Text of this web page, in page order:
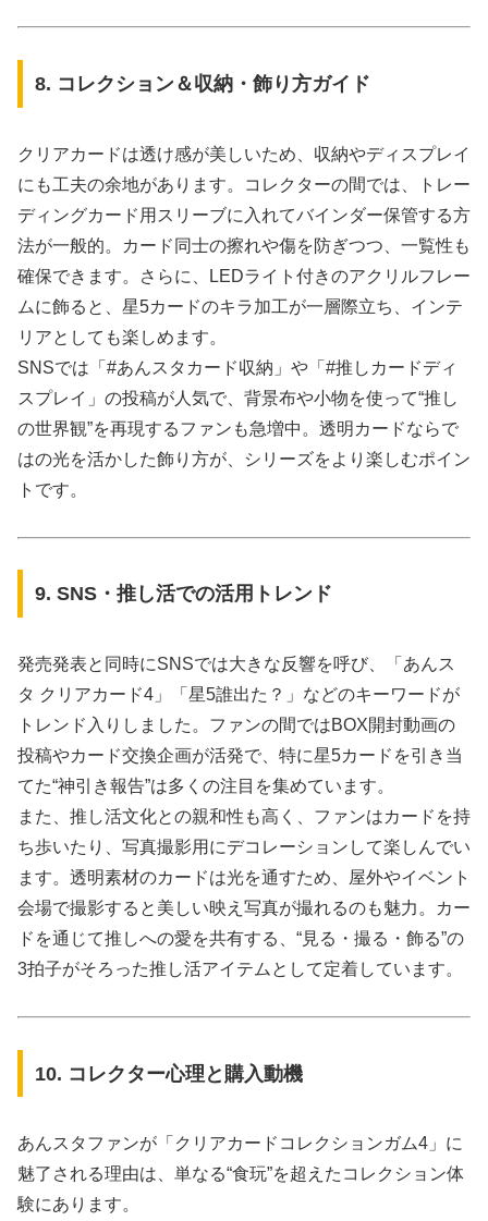
8. コレクション＆収納・飾り方ガイド
クリアカードは透け感が美しいため、収納やディスプレイ
にも工夫の余地があります。コレクターの間では、トレー
ディングカード用スリーブに入れてバインダー保管する方
法が一般的。カード同士の擦れや傷を防ぎつつ、一覧性も
確保できます。さらに、LEDライト付きのアクリルフレー
ムに飾ると、星5カードのキラ加工が一層際立ち、インテ
リアとしても楽しめます。
SNSでは「#あんスタカード収納」や「#推しカードディ
スプレイ」の投稿が人気で、背景布や小物を使って“推し
の世界観”を再現するファンも急増中。透明カードならで
はの光を活かした飾り方が、シリーズをより楽しむポイン
トです。
9. SNS・推し活での活用トレンド
発売発表と同時にSNSでは大きな反響を呼び、「あんス
タ クリアカード4」「星5誰出た？」などのキーワードが
トレンド入りしました。ファンの間ではBOX開封動画の
投稿やカード交換企画が活発で、特に星5カードを引き当
てた“神引き報告”は多くの注目を集めています。
また、推し活文化との親和性も高く、ファンはカードを持
ち歩いたり、写真撮影用にデコレーションして楽しんでい
ます。透明素材のカードは光を通すため、屋外やイベント
会場で撮影すると美しい映え写真が撮れるのも魅力。カー
ドを通じて推しへの愛を共有する、“見る・撮る・飾る”の
3拍子がそろった推し活アイテムとして定着しています。
10. コレクター心理と購入動機
あんスタファンが「クリアカードコレクションガム4」に
魅了される理由は、単なる“食玩”を超えたコレクション体
験にあります。